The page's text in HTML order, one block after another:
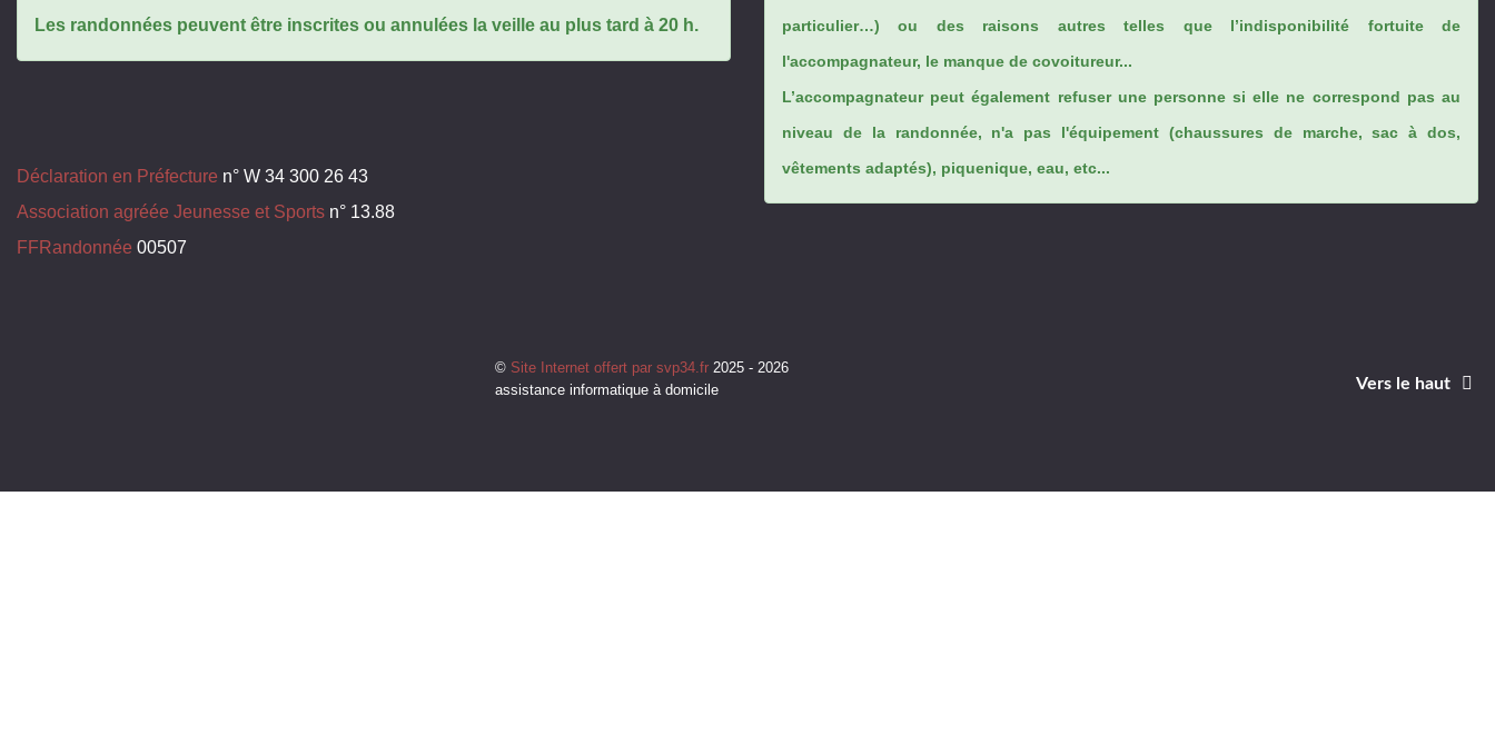
Les randonnées peuvent être inscrites ou annulées la veille au plus tard à 20 h.
Déclaration en Préfecture n° W 34 300 26 43
Association agréée Jeunesse et Sports n° 13.88
FFRandonnée 00507
particulier…) ou des raisons autres telles que l’indisponibilité fortuite de
l'accompagnateur, le manque de covoitureur...
L’accompagnateur peut également refuser une personne si elle ne correspond pas au
niveau de la randonnée, n'a pas l'équipement (chaussures de marche, sac à dos,
vêtements adaptés), piquenique, eau, etc...
© Site Internet offert par svp34.fr 2025 - 2026
assistance informatique à domicile
Vers le haut